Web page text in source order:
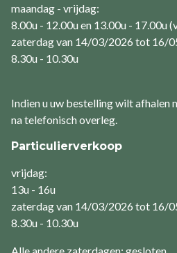
maandag - vrijdag:
8.00u - 12.00u en 13.00u - 17.00u
zaterdag van 14/03/2026 tot 16/
8.30u - 10.30u
Indien u uw bestelling wilt afhalen
na telefonisch overleg.
Particulierverkoop
vrijdag:
13u - 16u
zaterdag van 14/03/2026 tot 16/
8.30u - 10.30u
Alle andere zaterdagen: gesloten.